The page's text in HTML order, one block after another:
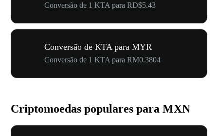
Conversão de 1 KTA para RD$5.43
Conversão de KTA para MYR
Conversão de 1 KTA para RM0.3804
Criptomoedas populares para MXN